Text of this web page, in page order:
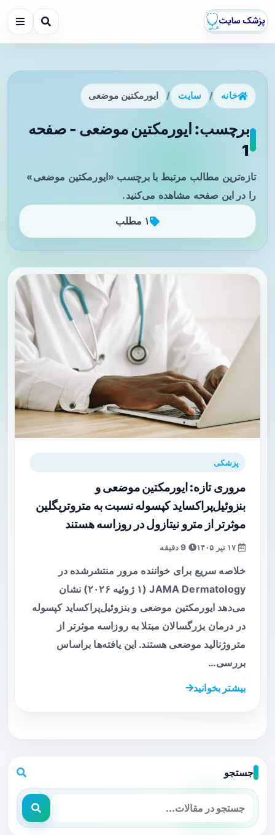
خانه / سایت / ایورمکتین موضعی
برچسب: ایورمکتین موضعی - صفحه
1
تازه‌ترین مطالب مرتبط با برچسب «ایورمکتین موضعی»
را در این صفحه مشاهده می‌کنید.
۱ مطلب
پزشکی
مروری تازه: ایورمکتین موضعی و
بنزوئیل‌پراکساید کپسوله نسبت به متروتریگلین
موثرتر از مترو نیتازول در روزاسه هستند
خلاصه سریع برای خواننده مرور منتشرشده در
JAMA Dermatology (۱ ژوئیه ۲۰۲۶) نشان
می‌دهد ایورمکتین موضعی و بنزوئیل‌پراکساید کپسوله
در درمان بزرگسالان مبتلا به روزاسه موثرتر از
متروژنالید موضعی هستند. این یافته‌ها براساس
بررسی…
بیشتر بخوانید
جستجو